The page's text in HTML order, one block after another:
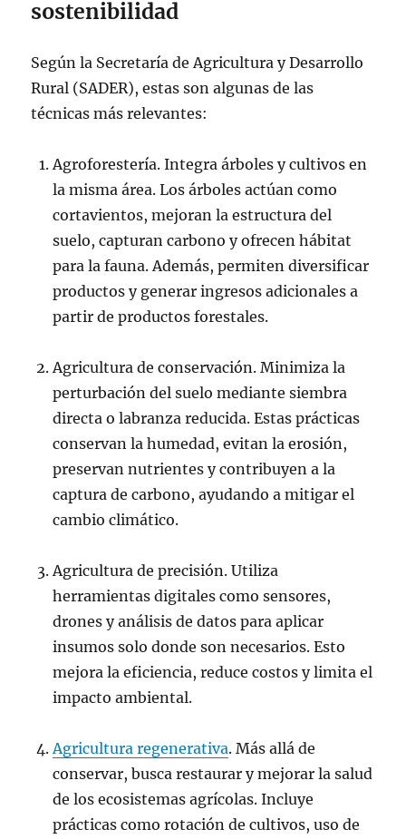
sostenibilidad
Según la Secretaría de Agricultura y Desarrollo
Rural (SADER), estas son algunas de las
técnicas más relevantes:
Agroforestería. Integra árboles y cultivos en
la misma área. Los árboles actúan como
cortavientos, mejoran la estructura del
suelo, capturan carbono y ofrecen hábitat
para la fauna. Además, permiten diversificar
productos y generar ingresos adicionales a
partir de productos forestales.
Agricultura de conservación. Minimiza la
perturbación del suelo mediante siembra
directa o labranza reducida. Estas prácticas
conservan la humedad, evitan la erosión,
preservan nutrientes y contribuyen a la
captura de carbono, ayudando a mitigar el
cambio climático.
Agricultura de precisión. Utiliza
herramientas digitales como sensores,
drones y análisis de datos para aplicar
insumos solo donde son necesarios. Esto
mejora la eficiencia, reduce costos y limita el
impacto ambiental.
Agricultura regenerativa. Más allá de
conservar, busca restaurar y mejorar la salud
de los ecosistemas agrícolas. Incluye
prácticas como rotación de cultivos, uso de